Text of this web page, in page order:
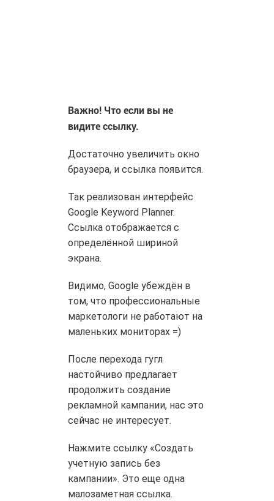
Важно! Что если вы не
видите ссылку.
Достаточно увеличить окно
браузера, и ссылка появится.
Так реализован интерфейс
Google Keyword Planner.
Ссылка отображается с
определённой шириной
экрана.
Видимо, Google убеждён в
том, что профессиональные
маркетологи не работают на
маленьких мониторах =)
После перехода гугл
настойчиво предлагает
продолжить создание
рекламной кампании, нас это
сейчас не интересует.
Нажмите ссылку «Создать
учетную запись без
кампании». Это еще одна
малозаметная ссылка.